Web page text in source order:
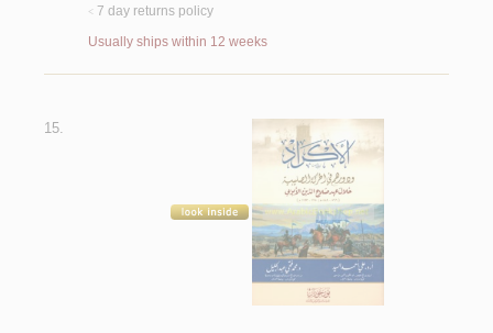
< 7 day returns policy
Usually ships within 12 weeks
15.